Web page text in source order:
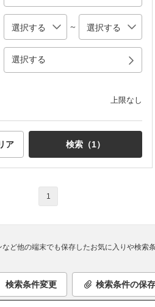
～
選択する
上限なし
ア 検索（1）
1
ど他の端末でも保存したお気に入りや検索
検索条件変更 検索条件の保